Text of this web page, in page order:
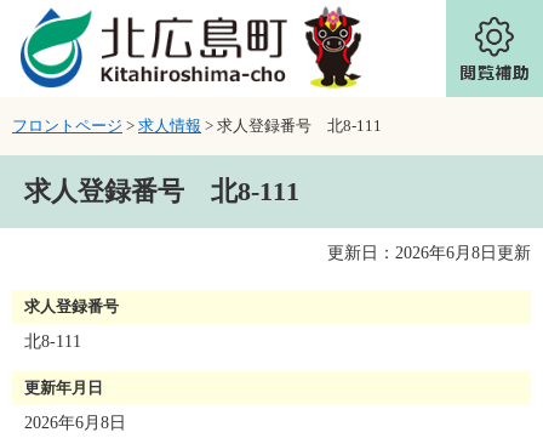
ページの先頭です。
メニューを飛ばして本文へ
フロントページ > 求人情報 > 求人登録番号 北8-111
求人登録番号 北8-111
更新日：2026年6月8日更新
求人詳細
求人登録番号
北8-111
更新年月日
2026年6月8日